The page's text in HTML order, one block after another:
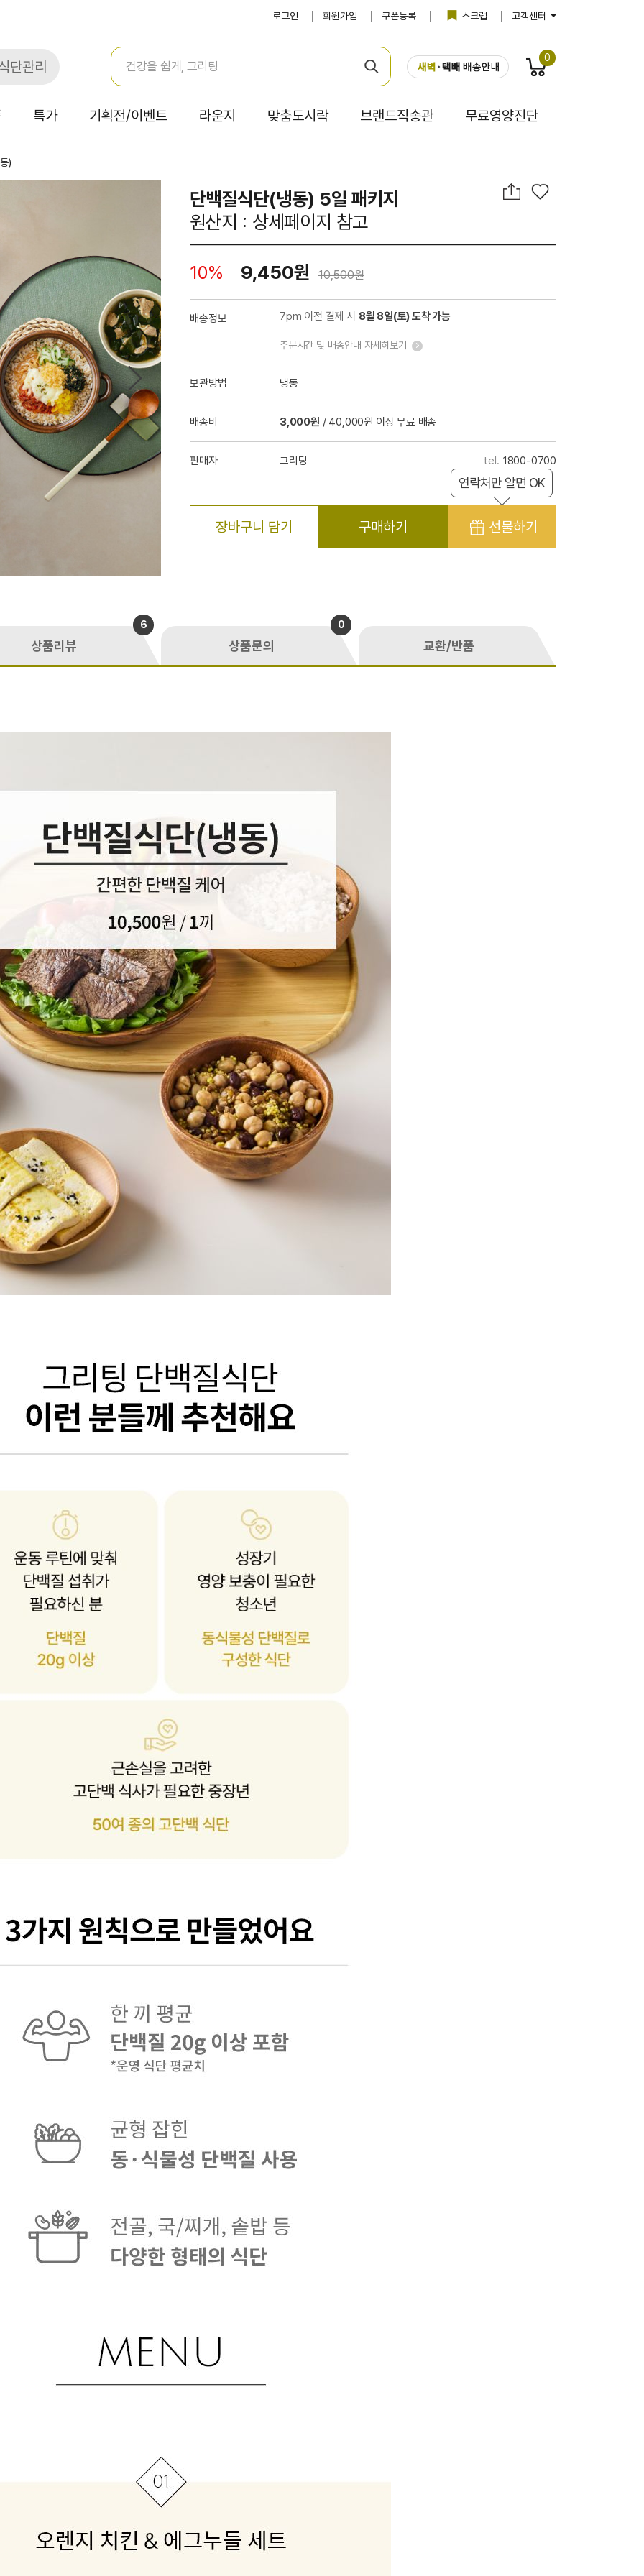
로그인 회원가입 쿠폰등록 스크랩 고객센터
단관리
0
특가 기획전/이벤트 라운지 맞춤도시락 브랜드직송관 무료영양진단
)
단백질식단(냉동) 5일 패키지
원산지 : 상세페이지 참고
10% 9,450원 10,500원
배송정보 7pm 이전 결제 시 8월 8일(토) 도착 가능
주문시간 및 배송안내 자세히보기
보관방법 냉동
배송비 3,000원 / 40,000원 이상 무료 배송
판매자 그리팅 1800-0700
장바구니 담기 구매하기 선물하기
연락처만 알면 OK
상품리뷰
6
상품문의
0
교환/반품